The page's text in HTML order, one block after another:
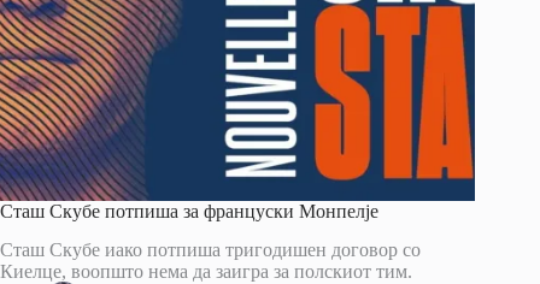
Сташ Скубе потпиша за француски Монпелје
Сташ Скубе иако потпиша тригодишен договор со
Киелце, воопшто нема да заигра за полскиот тим.